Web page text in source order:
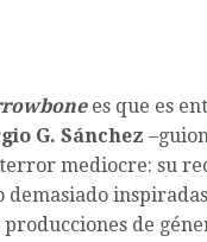
es que es
G. Sánchez
mediocre: su
de